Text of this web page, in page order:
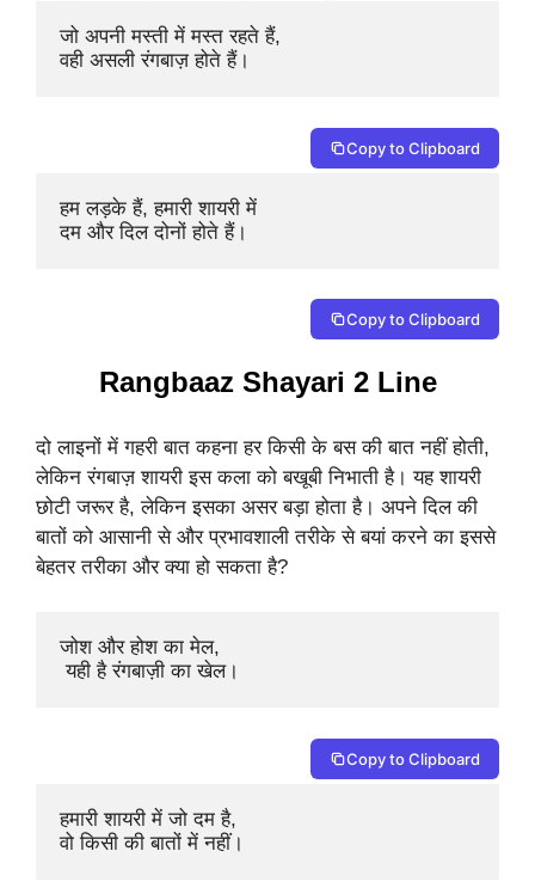
जो अपनी मस्ती में मस्त रहते हैं,
वही असली रंगबाज़ होते हैं।
Copy to Clipboard
हम लड़के हैं, हमारी शायरी में
दम और दिल दोनों होते हैं।
Copy to Clipboard
Rangbaaz Shayari 2 Line
दो लाइनों में गहरी बात कहना हर किसी के बस की बात नहीं होती,
लेकिन रंगबाज़ शायरी इस कला को बखूबी निभाती है। यह शायरी
छोटी जरूर है, लेकिन इसका असर बड़ा होता है। अपने दिल की
बातों को आसानी से और प्रभावशाली तरीके से बयां करने का इससे
बेहतर तरीका और क्या हो सकता है?
जोश और होश का मेल,
यही है रंगबाज़ी का खेल।
Copy to Clipboard
हमारी शायरी में जो दम है,
वो किसी की बातों में नहीं।